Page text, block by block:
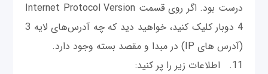
درست بود. اگر روی قسمت Internet Protocol Version
4 دوبار کلیک کنید، خواهید دید که چه آدرس‌های لایه 3
(آدرس های IP) در مبدا و مقصد بسته وجود دارد.
11. اطلاعات زیر را پر کنید: